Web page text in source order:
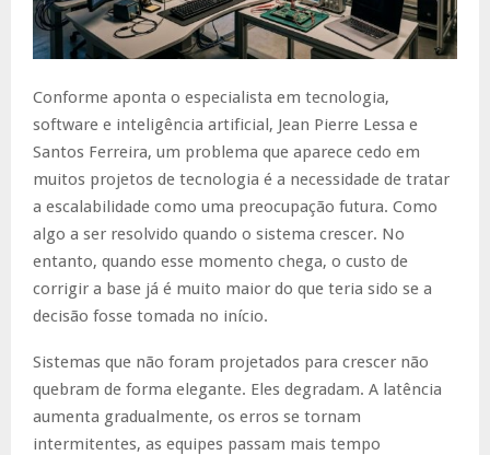
Conforme aponta o especialista em tecnologia,
software e inteligência artificial, Jean Pierre Lessa e
Santos Ferreira, um problema que aparece cedo em
muitos projetos de tecnologia é a necessidade de tratar
a escalabilidade como uma preocupação futura. Como
algo a ser resolvido quando o sistema crescer. No
entanto, quando esse momento chega, o custo de
corrigir a base já é muito maior do que teria sido se a
decisão fosse tomada no início.
Sistemas que não foram projetados para crescer não
quebram de forma elegante. Eles degradam. A latência
aumenta gradualmente, os erros se tornam
intermitentes, as equipes passam mais tempo